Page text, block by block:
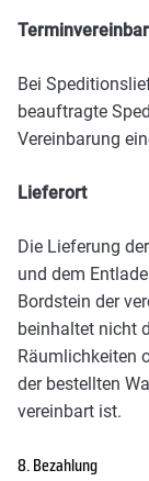
Bei
beauftragte
Vereinbarung
Lieferort
Die Lieferung
und dem
Bordstein der
beinhaltet nicht
Räumlichkeiten
der bestellten
vereinbart ist.
8. Bezahlung